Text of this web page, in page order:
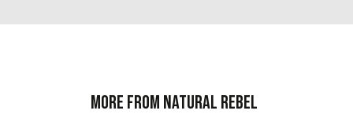
More from Natural Rebel